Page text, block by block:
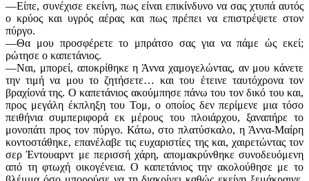
—Είπε, συνέχισε εκείνη, πως είναι επικίνδυνο να σας χτυπά αυτός
ο κρύος και υγρός αέρας και πως πρέπει να επιστρέψετε στον
πύργο.
—Θα μου προσφέρετε το μπράτσο σας για να πάμε ώς εκεί;
ρώτησε ο καπετάνιος.
—Ναι, μπορεί, αποκρίθηκε η Άννα χαμογελώντας, αν μου κάνετε
την τιμή να μου το ζητήσετε… και του έτεινε ταυτόχρονα τον
βραχίονά της. Ο καπετάνιος ακούμπησε πάνω του τον δικό του και,
προς μεγάλη έκπληξη του Τομ, ο οποίος δεν περίμενε μια τόσο
πειθήνια συμπεριφορά εκ μέρους του πλοιάρχου, ξαναπήρε το
μονοπάτι προς τον πύργο. Κάτω, στο πλατύσκαλο, η Άννα-Μαίρη
κοντοστάθηκε, επανέλαβε τις ευχαριστίες της και, χαιρετώντας τον
σερ Έντουαρντ με περισσή χάρη, απομακρύνθηκε συνοδευόμενη
από τη φτωχή οικογένεια. Ο καπετάνιος την ακολούθησε με το